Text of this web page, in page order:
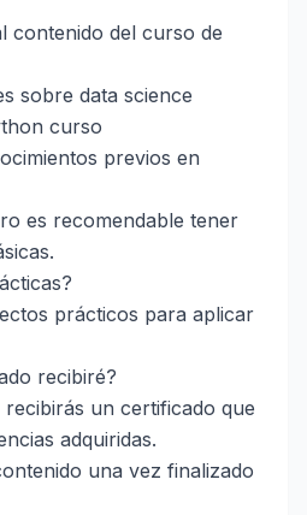
contenido del curso de
sobre data science
curso
previos en
es recomendable tener
prácticos para aplicar
recibiré?
un certificado que
adquiridas.
una vez finalizado